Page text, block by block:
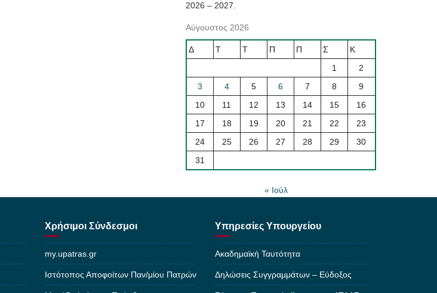
2026 – 2027.
Αύγουστος 2026
Δ Τ Τ Π Π Σ
Κ
1
2
3
4 5 6 7 8
9
10
11 12 13 14 15
16
17
18 19 20 21 22
23
24
25 26 27 28 29
30
31
« Ιούλ
Χρήσιμοι Σύνδεσμοι
my.upatras.gr
Ιστότοπος Αποφοίτων Παν/μίου Πατρών
Υπηρεσίες Υπουργείου
Ακαδημαϊκή Ταυτότητα
Δηλώσεις Συγγραμμάτων – Εύδοξος